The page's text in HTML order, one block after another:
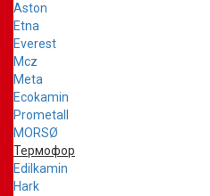
Aston
Etna
Everest
Mcz
Meta
Ecokamin
Prometall
MORSØ
Термофор
Edilkamin
Hark